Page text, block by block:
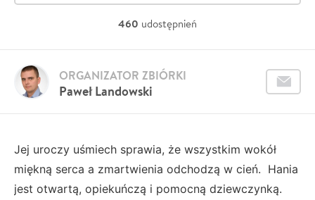
460 udostępnień
Paweł Landowski
ORGANIZATOR ZBIÓRKI
Jej uroczy uśmiech sprawia, że wszystkim wokół
miękną serca a zmartwienia odchodzą w cień. Hania
jest otwartą, opiekuńczą i pomocną dziewczynką.